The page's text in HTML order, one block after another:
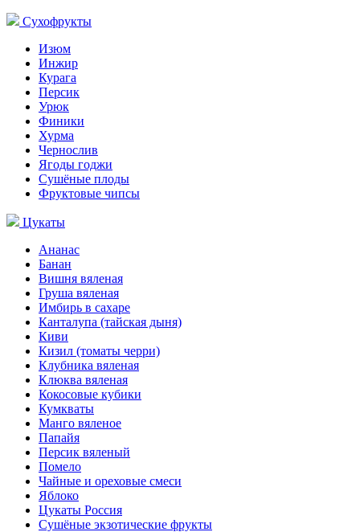
Сухофрукты
Изюм
Инжир
Курага
Персик
Урюк
Финики
Хурма
Чернослив
Ягоды годжи
Сушёные плоды
Фруктовые чипсы
Цукаты
Ананас
Банан
Вишня вяленая
Груша вяленая
Имбирь в сахаре
Канталупа (тайская дыня)
Киви
Кизил (томаты черри)
Клубника вяленая
Клюква вяленая
Кокосовые кубики
Кумкваты
Манго вяленое
Папайя
Персик вяленый
Помело
Чайные и ореховые смеси
Яблоко
Цукаты Россия
Сушёные экзотические фрукты